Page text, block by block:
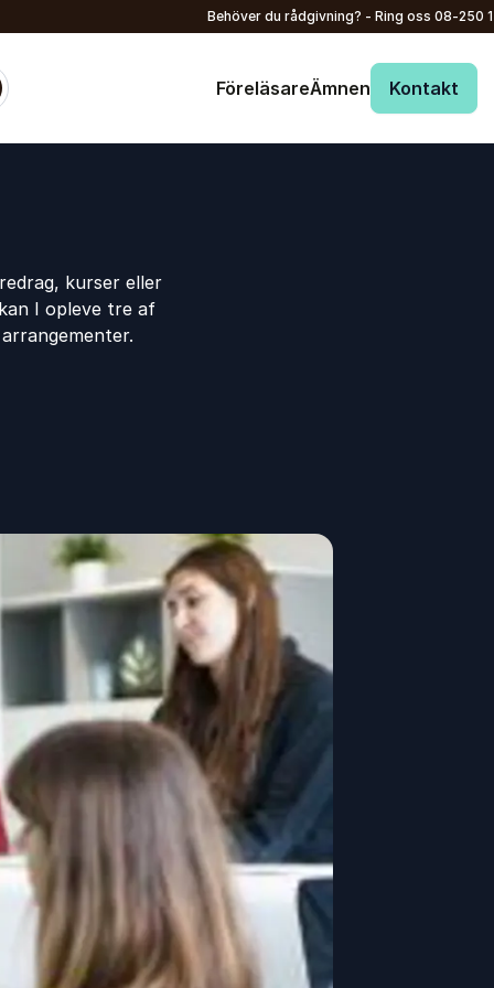
Behöver du rådgivning? - Ring oss 08-250
FöreläsareÄmnen Kontakt
kurser eller
I opleve tre af